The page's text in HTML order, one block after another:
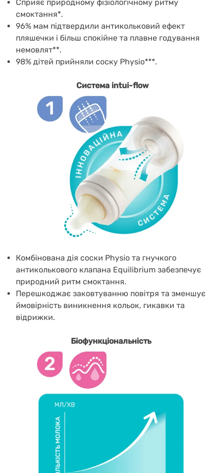
Сприяє природному фізіологічному ритму
смоктання*.
96% мам підтвердили антикольковий ефект
пляшечки і більш спокійне та плавне годування
немовлят**.
98% дітей прийняли соску Physio***.
Система intui-flow
Комбінована дія соски Physio та гнучкого
антиколькового клапана Equilibrium забезпечує
природний ритм смоктання.
Перешкоджає заковтуванню повітря та зменшує
ймовірність виникнення кольок, гикавки та
відрижки.
Біофункціональність